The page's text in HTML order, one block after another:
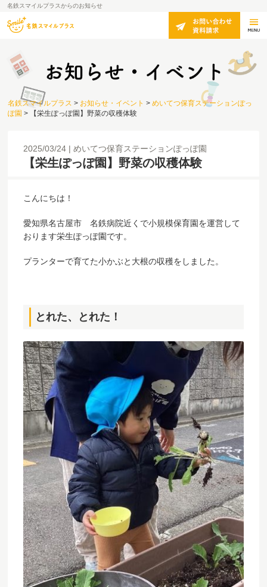
名鉄スマイルプラスからのお知らせ
名鉄スマイルプラス > お知らせ・イベント > めいてつ保育ステーションぽっ
ぽ園 > 【栄生ぽっぽ園】野菜の収穫体験
2025/03/24 めいてつ保育ステーションぽっぽ園
【栄生ぽっぽ園】野菜の収穫体験
こんにちは！
愛知県名古屋市 名鉄病院近くで小規模保育園を運営して
おります栄生ぽっぽ園です。
プランターで育てた小かぶと大根の収穫をしました。
とれた、とれた！